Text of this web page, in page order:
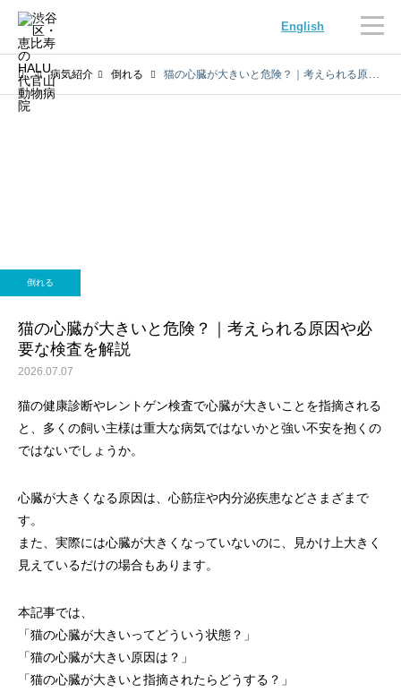
English
画像診断科 軟部外科
病気紹介 倒れる 猫の心臓が大きいと危険？｜考えられる原因や必要な検査を解説
倒れる
猫の心臓が大きいと危険？｜考えられる原因や必
要な検査を解説
2026.07.07
猫の健康診断やレントゲン検査で心臓が大きいことを指摘される
と、多くの飼い主様は重大な病気ではないかと強い不安を抱くの
ではないでしょうか。
心臓が大きくなる原因は、心筋症や内分泌疾患などさまざまで
す。
また、実際には心臓が大きくなっていないのに、見かけ上大きく
見えているだけの場合もあります。
本記事では、
「猫の心臓が大きいってどういう状態？」
「猫の心臓が大きい原因は？」
「猫の心臓が大きいと指摘されたらどうする？」